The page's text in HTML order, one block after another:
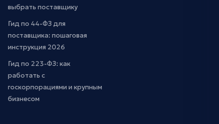
выбрать поставщику
Гид по 44-ФЗ для
поставщика: пошаговая
инструкция 2026
Гид по 223-ФЗ: как
работать с
госкорпорациями и крупным
бизнесом